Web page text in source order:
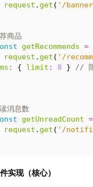
request . get ( '/
getRecommends =
request . get ( '/
: { limit : 8 }
getUnreadCount =
request . get ( '/
实现（核心）